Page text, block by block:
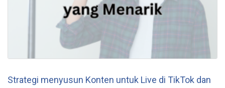
Strategi menyusun Konten untuk Live di TikTok dan